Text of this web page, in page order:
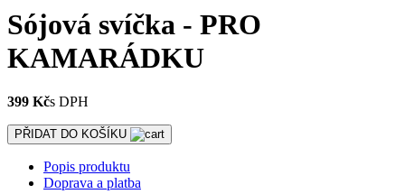
Sójová svíčka - PRO
KAMARÁDKU
399 Kčs DPH
PŘIDAT DO KOŠÍKU
Popis produktu
Doprava a platba